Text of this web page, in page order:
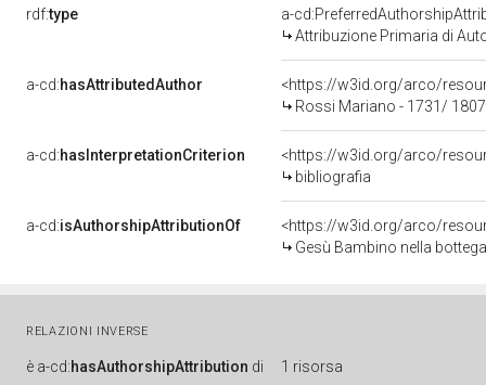
rdf:type
a-
Attribuzione Primaria di
a-cd:hasAttributedAuthor
<https://w3id.org/arco/
Rossi Mariano - 1731/ 1807
a-cd:hasInterpretationCriterion
<https://w3id.org/arco/
bibliografia
a-cd:isAuthorshipAttributionOf
<https://w3id.org/arco/
Gesù Bambino nella
RELAZIONI INVERSE
è a-cd:hasAuthorshipAttribution di 1 risorsa